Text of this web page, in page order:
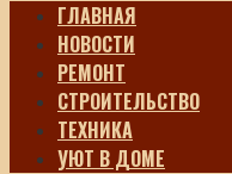
ГЛАВНАЯ
НОВОСТИ
РЕМОНТ
СТРОИТЕЛЬСТВО
ТЕХНИКА
УЮТ В ДОМЕ